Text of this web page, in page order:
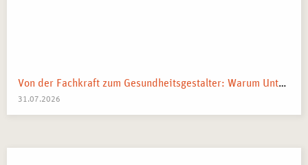
Von der Fachkraft zum Gesundheitsgestalter: Warum Unternehmen 2026 Business Health Coaches brauchen
31.07.2026